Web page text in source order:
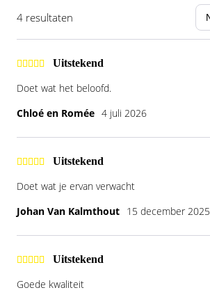
4 resultaten
Uitstekend
Doet wat het beloofd.
Chloé en Romée 4 juli 2026
Uitstekend
Doet wat je ervan verwacht
Johan Van Kalmthout 15 december 2025
Uitstekend
Goede kwaliteit